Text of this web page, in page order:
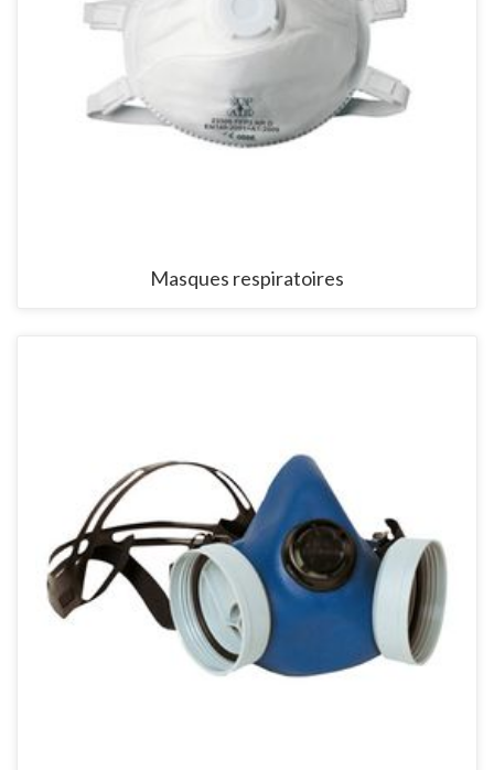
Masques respiratoires